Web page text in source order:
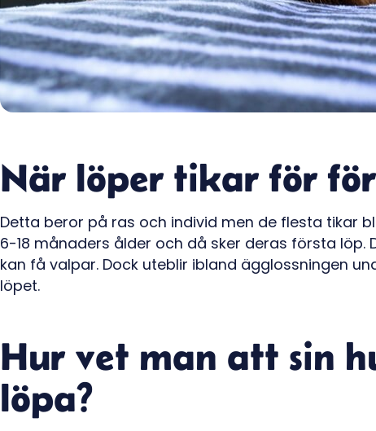
När löper tikar för
Detta beror på ras och individ men de flesta tikar
6-18 månaders ålder och då sker deras första
kan få valpar. Dock uteblir ibland ägglossningen
löpet.
Hur vet man att sin
löpa?